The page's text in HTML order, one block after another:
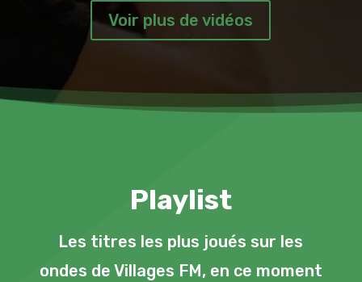
Voir plus de vidéos
Playlist
Les titres les plus joués sur les
ondes de Villages FM, en ce moment